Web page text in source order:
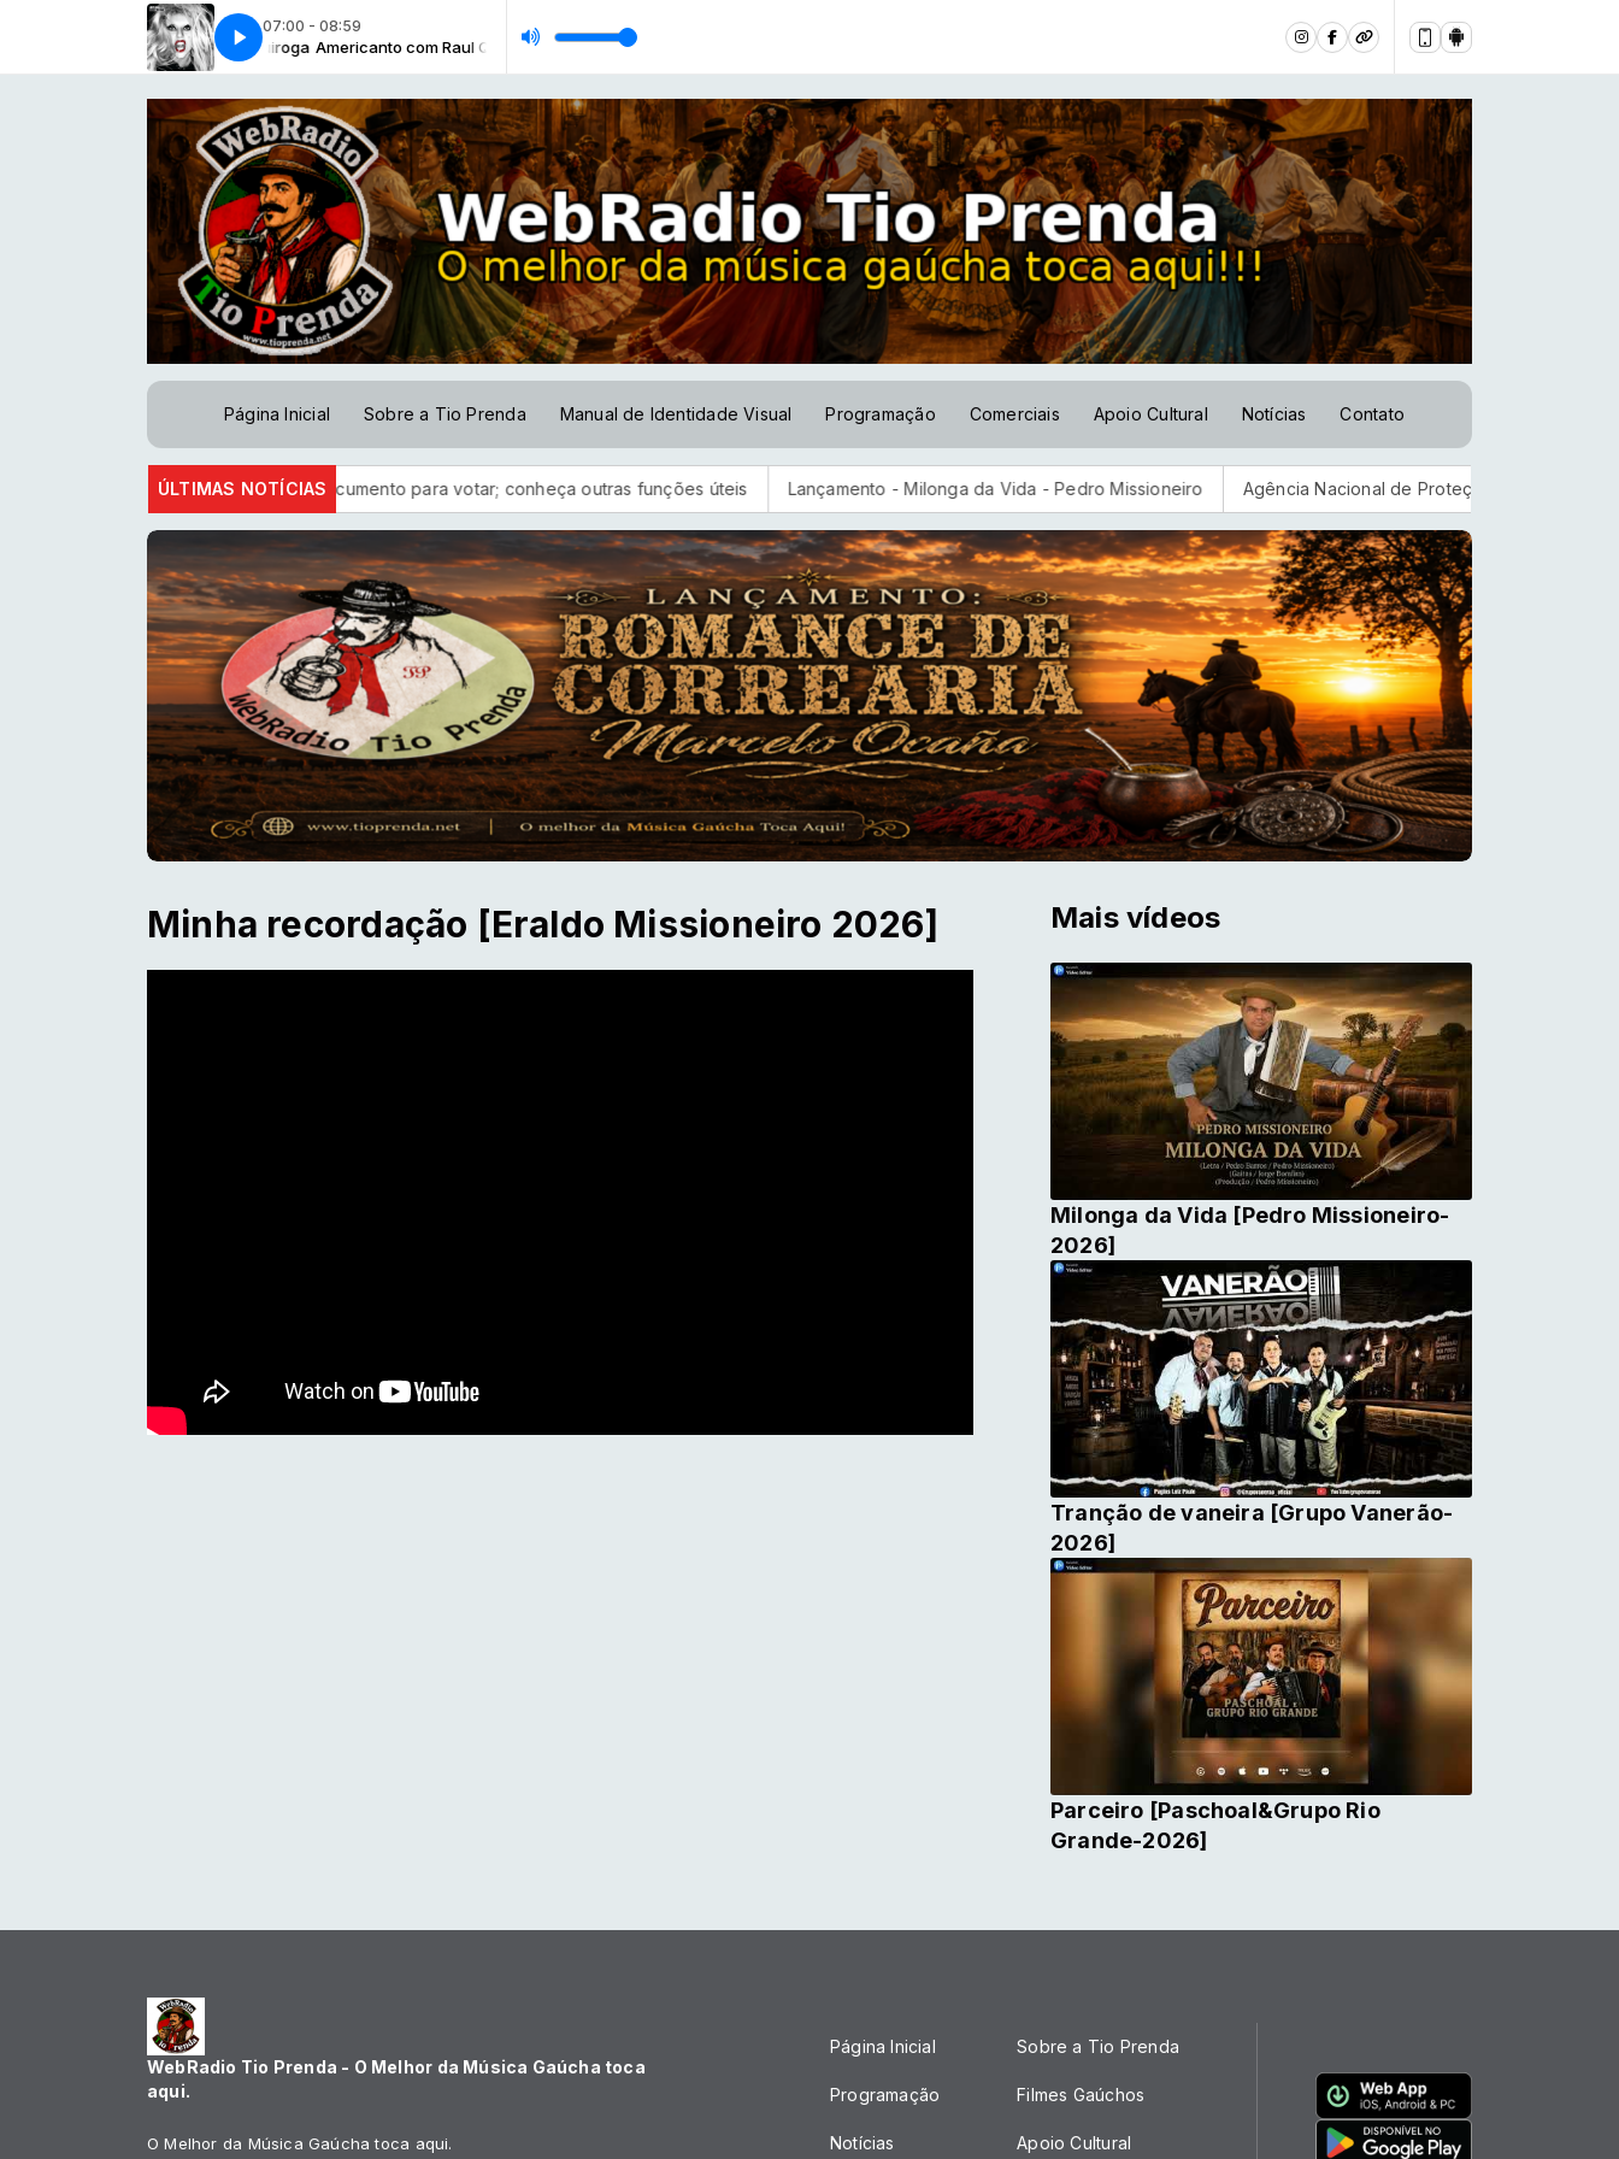
07:00 - 08:59
Americanto com Raul Quiroga Americanto com Raul Quiroga
AMERICANTO - BLOCO 02 - 04-01-2024AMERICANTO - BLOCO 02 - 04-01-2024
Página Inicial Sobre a Tio Prenda Manual de Identidade Visual Programação Comerciais Apoio Cultural Notícias Contato
ÚLTIMAS NOTÍCIAS
E-Título serve como documento para votar; conheça outras funções úteis Lançamento - Milonga da Vida - Pedro Missioneiro Agência Nacional de Proteção de Dados investiga
Minha recordação [Eraldo Missioneiro 2026] Mais vídeos
Milonga da Vida [Pedro Missioneiro-
2026]
Tranção de vaneira [Grupo Vanerão-
2026]
Parceiro [Paschoal&Grupo Rio
Grande-2026]
WebRadio Tio Prenda - O Melhor da Música Gaúcha toca
aqui.
O Melhor da Música Gaúcha toca aqui.
Página Inicial
Programação
Notícias
Sobre a Tio Prenda
Filmes Gaúchos
Apoio Cultural